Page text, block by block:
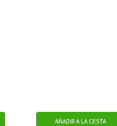
AÑADIR A LA CESTA